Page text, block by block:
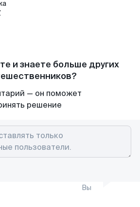
и знаете больше других
— он поможет
решение
Вы